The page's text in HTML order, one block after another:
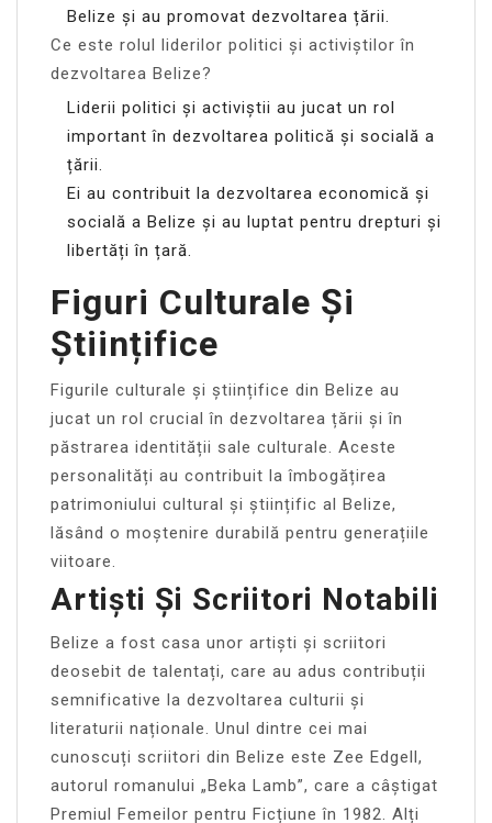
Belize și au promovat dezvoltarea țării.
Ce este rolul liderilor politici și activiștilor în
dezvoltarea Belize?
Liderii politici și activiștii au jucat un rol
important în dezvoltarea politică și socială a
țării.
Ei au contribuit la dezvoltarea economică și
socială a Belize și au luptat pentru drepturi și
libertăți în țară.
Figuri Culturale Și
Științifice
Figurile culturale și științifice din Belize au
jucat un rol crucial în dezvoltarea țării și în
păstrarea identității sale culturale. Aceste
personalități au contribuit la îmbogățirea
patrimoniului cultural și științific al Belize,
lăsând o moștenire durabilă pentru generațiile
viitoare.
Artiști Și Scriitori Notabili
Belize a fost casa unor artiști și scriitori
deosebit de talentați, care au adus contribuții
semnificative la dezvoltarea culturii și
literaturii naționale. Unul dintre cei mai
cunoscuți scriitori din Belize este Zee Edgell,
autorul romanului „Beka Lamb”, care a câștigat
Premiul Femeilor pentru Ficțiune în 1982. Alți